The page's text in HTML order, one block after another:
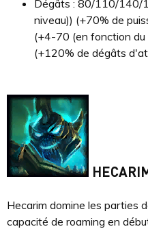
Dégâts : 80/110/140/
niveau)) (+70% de
(+4-70 (en fonction du
(+120% de dégâts
Hecarim domine les parties
capacité de roaming en